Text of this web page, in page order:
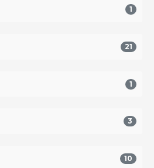
1
21
1
3
10